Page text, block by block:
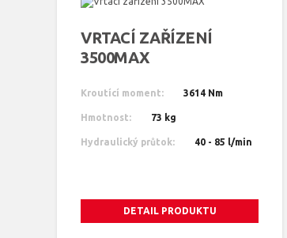
VRTACÍ ZAŘÍZENÍ
3500MAX
Kroutící moment: 3614 Nm
Hmotnost: 73 kg
Hydraulický průtok: 40 - 85 l/min
DETAIL PRODUKTU